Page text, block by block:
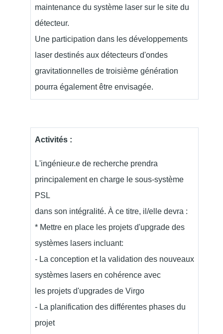
maintenance du système laser sur le site du
détecteur.
Une participation dans les développements
laser destinés aux détecteurs d'ondes
gravitationnelles de troisième génération
pourra également être envisagée.
Activités :
L'ingénieur.e de recherche prendra
principalement en charge le sous-système
PSL
dans son intégralité. À ce titre, il/elle devra :
* Mettre en place les projets d'upgrade des
systèmes lasers incluant:
- La conception et la validation des nouveaux
systèmes lasers en cohérence avec
les projets d'upgrades de Virgo
- La planification des différentes phases du
projet